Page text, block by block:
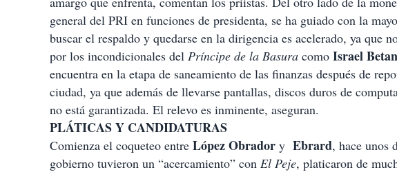
general del PRI en funciones de presidenta, se ha guiado con la
buscar el respaldo y quedarse en la dirigencia es acelerado, ya que
por los incondicionales del Príncipe de la Basura como Israel
encuentra en la etapa de saneamiento de las finanzas después de
ciudad, ya que además de llevarse pantallas, discos duros de
no está garantizada. El relevo es inminente, aseguran.
PLÁTICAS Y CANDIDATURAS
Comienza el coqueteo entre López Obrador y Ebrard, hace unos
gobierno tuvieron un “acercamiento” con El Peje, platicaron de